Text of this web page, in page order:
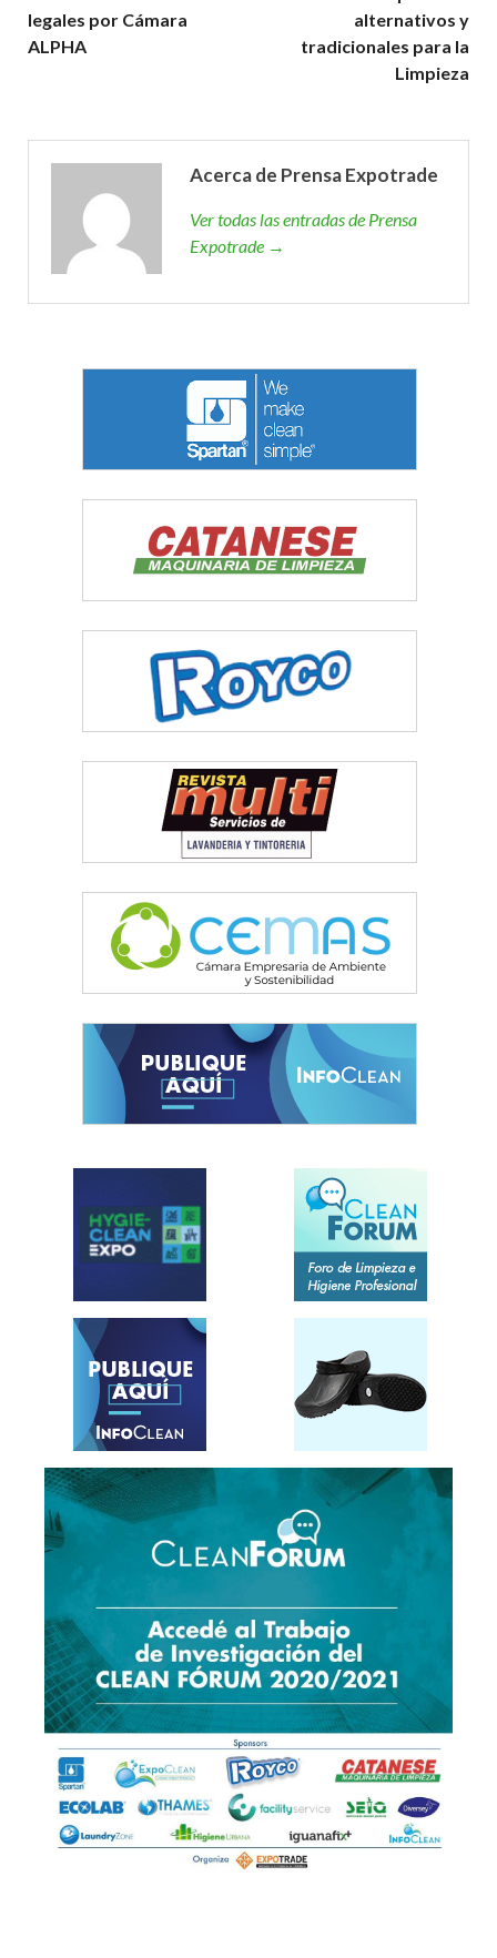
legales por Cámara
ALPHA
alternativos y
tradicionales para la
Limpieza
Acerca de Prensa Expotrade
Ver todas las entradas de Prensa
Expotrade →